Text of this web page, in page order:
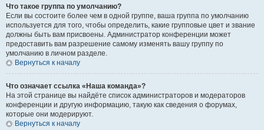
Что такое группа по умолчанию?
Если вы состоите более чем в одной группе, ваша группа по умолчанию
используется для того, чтобы определить, какие групповые цвет и звание
должны быть вам присвоены. Администратор конференции может
предоставить вам разрешение самому изменять вашу группу по
умолчанию в личном разделе.
Вернуться к началу
Что означает ссылка «Наша команда»?
На этой странице вы найдёте список администраторов и модераторов
конференции и другую информацию, такую как сведения о форумах,
которые они модерируют.
Вернуться к началу